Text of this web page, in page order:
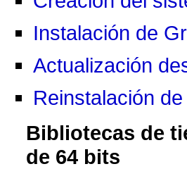
Instalación de
Actualización
Reinstalación
Bibliotecas de
de 64 bits